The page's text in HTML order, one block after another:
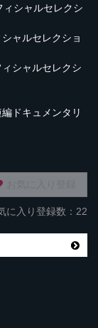
シャルセレクシ
ャルセレクショ
シャルセレクシ
ドキュメンタリ
に入り登録数：22